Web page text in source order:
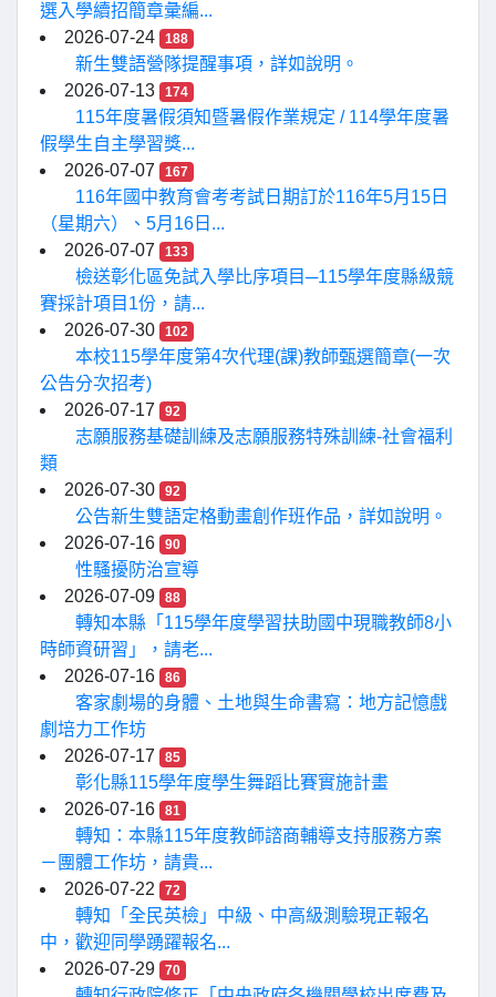
選入學續招簡章彙編...
2026-07-24
188
新生雙語營隊提醒事項，詳如說明。
2026-07-13
174
115年度暑假須知暨暑假作業規定 / 114學年度暑
假學生自主學習獎...
2026-07-07
167
116年國中教育會考考試日期訂於116年5月15日
（星期六）、5月16日...
2026-07-07
133
檢送彰化區免試入學比序項目─115學年度縣級競
賽採計項目1份，請...
2026-07-30
102
本校115學年度第4次代理(課)教師甄選簡章(一次
公告分次招考)
2026-07-17
92
志願服務基礎訓練及志願服務特殊訓練-社會福利
類
2026-07-30
92
公告新生雙語定格動畫創作班作品，詳如說明。
2026-07-16
90
性騷擾防治宣導
2026-07-09
88
轉知本縣「115學年度學習扶助國中現職教師8小
時師資研習」，請老...
2026-07-16
86
客家劇場的身體、土地與生命書寫：地方記憶戲
劇培力工作坊
2026-07-17
85
彰化縣115學年度學生舞蹈比賽實施計畫
2026-07-16
81
轉知：本縣115年度教師諮商輔導支持服務方案
－團體工作坊，請貴...
2026-07-22
72
轉知「全民英檢」中級、中高級測驗現正報名
中，歡迎同學踴躍報名...
2026-07-29
70